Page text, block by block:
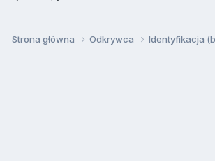
Strona główna Odkrywca Identyfikacja